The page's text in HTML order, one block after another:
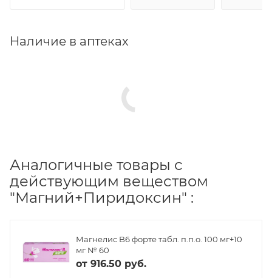
Наличие в аптеках
Аналогичные товары с
действующим веществом
"Магний+Пиридоксин" :
Магнелис B6 форте табл. п.п.о. 100 мг+10
мг № 60
от 916.50 руб.